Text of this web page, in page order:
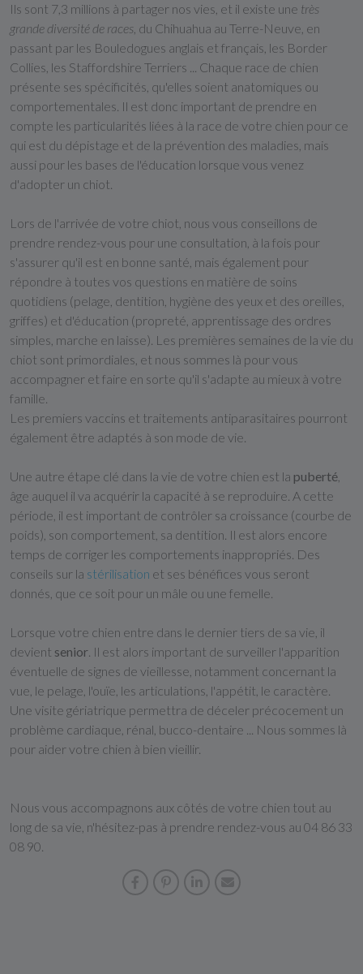
Ils sont 7,3 millions à partager nos vies, et il existe une très
grande diversité de races , du Chihuahua au Terre-Neuve, en
passant par les Bouledogues anglais et français, les Border
Collies, les Staffordshire Terriers ... Chaque race de chien
présente ses spécificités, qu'elles soient anatomiques ou
comportementales. Il est donc important de prendre en
compte les particularités liées à la race de votre chien pour ce
qui est du dépistage et de la prévention des maladies, mais
aussi pour les bases de l'éducation lorsque vous venez
d'adopter un chiot.
Lors de l'arrivée de votre chiot, nous vous conseillons de
prendre rendez-vous pour une consultation, à la fois pour
s'assurer qu'il est en bonne santé, mais également pour
répondre à toutes vos questions en matière de soins
quotidiens (pelage, dentition, hygiène des yeux et des oreilles,
griffes) et d'éducation (propreté, apprentissage des ordres
simples, marche en laisse). Les premières semaines de la vie du
chiot sont primordiales, et nous sommes là pour vous
accompagner et faire en sorte qu'il s'adapte au mieux à votre
famille.
Les premiers vaccins et traitements antiparasitaires pourront
également être adaptés à son mode de vie.
Une autre étape clé dans la vie de votre chien est la puberté
âge auquel il va acquérir la capacité à se reproduire. A cette
période, il est important de contrôler sa croissance (courbe de
poids), son comportement, sa dentition. Il est alors encore
temps de corriger les comportements inappropriés. Des
conseils sur la stérilisation et ses bénéfices vous seront
donnés, que ce soit pour un mâle ou une femelle.
Lorsque votre chien entre dans le dernier tiers de sa vie, il
devient senior . Il est alors important de surveiller l'apparition
éventuelle de signes de vieillesse, notamment concernant la
vue, le pelage, l'ouïe, les articulations, l'appétit, le caractère.
Une visite gériatrique permettra de déceler précocement un
problème cardiaque, rénal, bucco-dentaire ... Nous sommes là
pour aider votre chien à bien vieillir.
Nous vous accompagnons aux côtés de votre chien tout au
long de sa vie, n'hésitez-pas à prendre rendez-vous au 04 86 33
08 90.